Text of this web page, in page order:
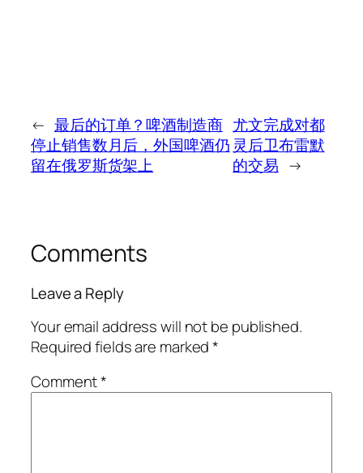
← 最后的订单？啤酒制造商
停止销售数月后，外国啤酒仍
留在俄罗斯货架上
尤文完成对都
灵后卫布雷默
的交易 →
Comments
Leave a Reply
Your email address will not be published.
Required fields are marked*
Comment*